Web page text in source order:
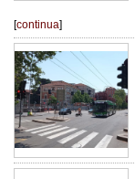
[continua]